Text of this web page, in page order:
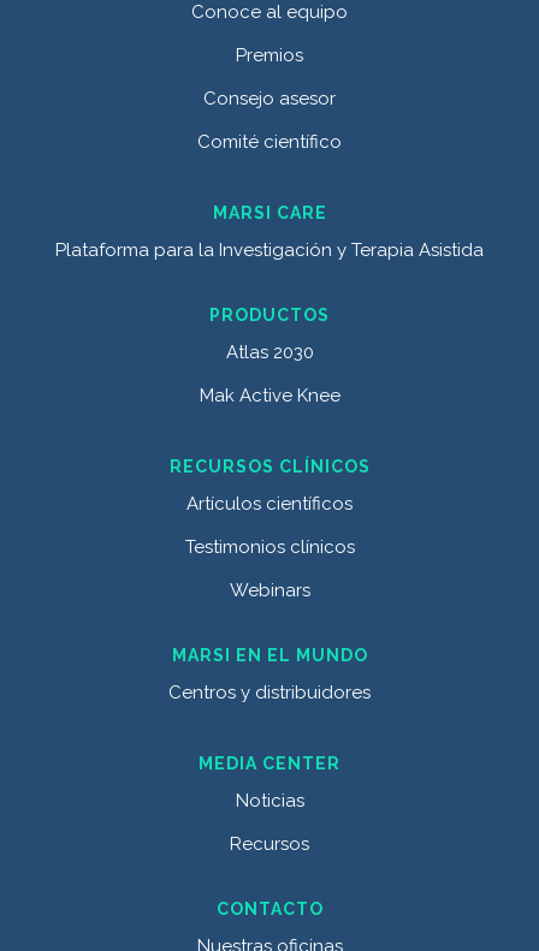
Conoce al equipo
Premios
Consejo asesor
Comité científico
MARSI CARE
Plataforma para la Investigación y Terapia Asistida
PRODUCTOS
Atlas 2030
Mak Active Knee
RECURSOS CLÍNICOS
Artículos científicos
Testimonios clínicos
Webinars
MARSI EN EL MUNDO
Centros y distribuidores
MEDIA CENTER
Noticias
Recursos
CONTACTO
Nuestras oficinas